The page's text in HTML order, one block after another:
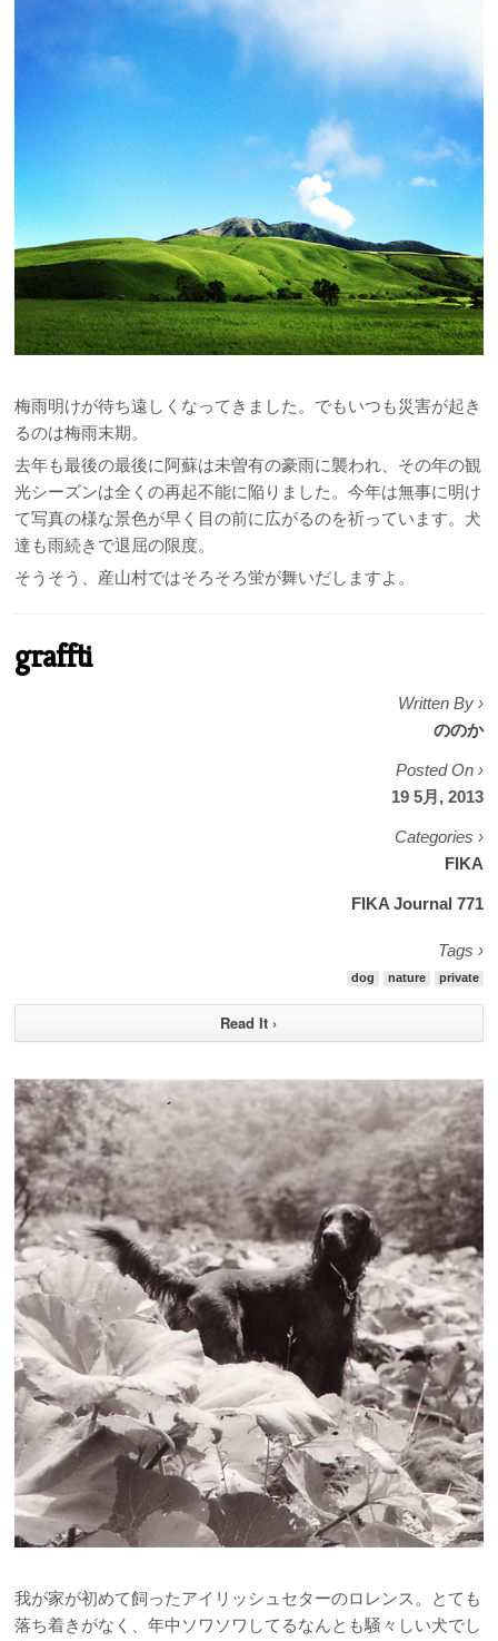
梅雨明けが待ち遠しくなってきました。でもいつも災害が起き
るのは梅雨末期。
去年も最後の最後に阿蘇は未曽有の豪雨に襲われ、その年の観
光シーズンは全くの再起不能に陥りました。今年は無事に明け
て写真の様な景色が早く目の前に広がるのを祈っています。犬
達も雨続きで退屈の限度。
そうそう、産山村ではそろそろ蛍が舞いだしますよ。
graffti
Written By ›
ののか
Posted On ›
19 5月, 2013
Categories ›
FIKA
FIKA Journal 771
Tags ›
dog nature private
Read It ›
我が家が初めて飼ったアイリッシュセターのロレンス。とても
落ち着きがなく、年中ソワソワしてるなんとも騒々しい犬でし